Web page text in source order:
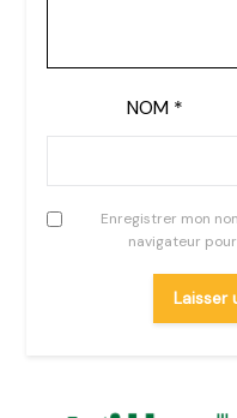
NOM *
Enregistrer mon
navigateur